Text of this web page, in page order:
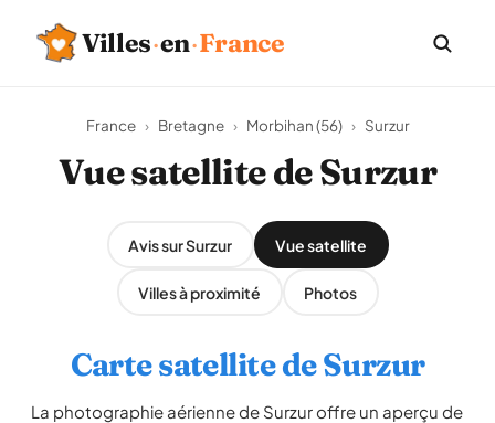
Villes·en·France
France › Bretagne › Morbihan (56) › Surzur
Vue satellite de Surzur
Avis sur Surzur Vue satellite
Villes à proximité Photos
Carte satellite de Surzur
La photographie aérienne de Surzur offre un aperçu de